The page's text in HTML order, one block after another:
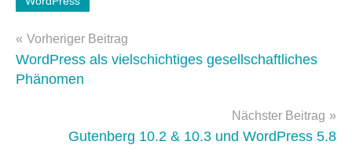
Beitragsnavigation
Vorheriger Beitrag
WordPress als vielschichtiges gesellschaftliches
Phänomen
Nächster Beitrag
Gutenberg 10.2 & 10.3 und WordPress 5.8